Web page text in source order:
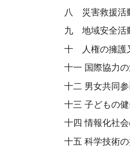
八 災害救援活
九 地域安全活
十 人権の擁護
十一 国際協力
十二 男女共同
十三 子どもの
十四 情報化社
十五 科学技術